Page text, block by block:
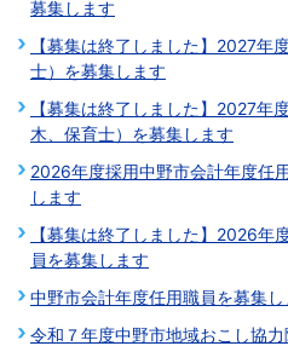
募集します
【募集は終了しました】2027年
士）を募集します
【募集は終了しました】2027年
木、保育士）を募集します
2026年度採用中野市会計年度任
します
【募集は終了しました】2026年
員を募集します
中野市会計年度任用職員を募集し
令和７年度中野市地域おこし協